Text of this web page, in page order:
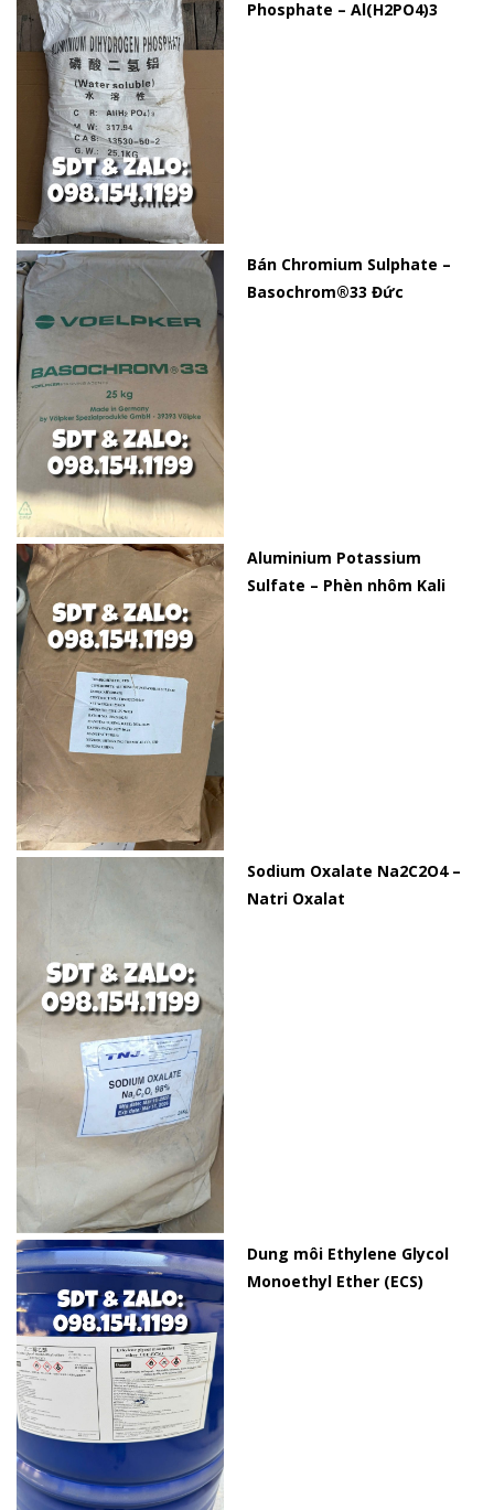
Phosphate – Al(H2PO4)3
Bán Chromium Sulphate –
Basochrom®33 Đức
Aluminium Potassium
Sulfate – Phèn nhôm Kali
Sodium Oxalate Na2C2O4 –
Natri Oxalat
Dung môi Ethylene Glycol
Monoethyl Ether (ECS)